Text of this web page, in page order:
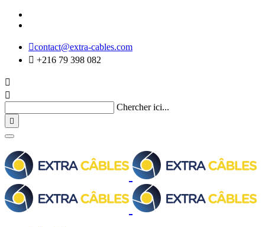
contact@extra-cables.com
 +216 79 398 082


Chercher ici...
